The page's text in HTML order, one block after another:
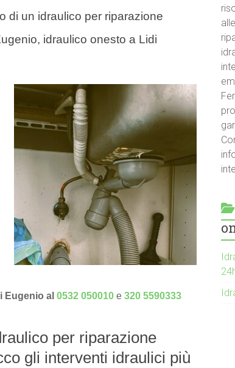
di un idraulico per riparazione
idraulico onesto a Lidi
Eugenio al 0532 050010 e 320 5590333
per riparazione
gli interventi idraulici più